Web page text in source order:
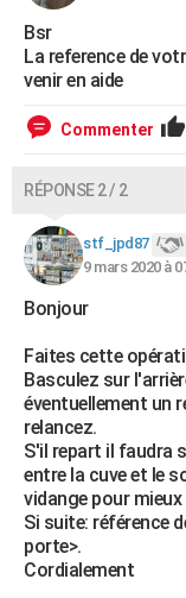
Destinations
City break
Voyage nature
Voyage de noces
Forum
Climat
+PHOTO
GUIDES D'ACHAT
BONS PLANS
Dictionnaire
Biographies
Citations
Expressions
Proverbes
PROGRAMME TV
COPAINS D'AVANT
S'inscrire
Se connecter
Lycées
Collèges
Primaires
Universités
Entreprises
Service militaire
Avis de recherche
AVIS DE DÉCÈS
FORUM
Bricolage
Lifestyle
Culture
Sport
Auto
Television
Voyage
Cinema
Bsr
La reference de
venir en aide
Commenter
RÉPONSE 2 / 2
stf_jpd87
9 mars 2020 à
Bonjour
Faites cette
Basculez sur
éventuellement un
relancez.
S'il repart il faudra
entre la cuve et le
vidange pour
Si suite: référence
porte>.
Cordialement